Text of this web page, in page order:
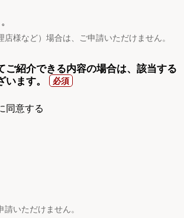
様など）場合は、ご申請いただけません。
紹介できる内容の場合は、該当する
ます。
同意する
いただけません。